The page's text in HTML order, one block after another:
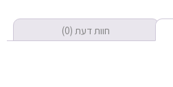
חוות דעת (0)